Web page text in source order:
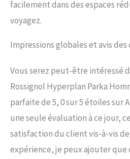
facilement dans des espaces
voyagez.
Impressions globales et avis
Vous serez peut-être intéressé
Rossignol Hyperplan Parka
parfaite de 5, 0 sur 5 étoiles sur
une seule évaluation à ce jour,
satisfaction du client vis-à-vis
expérience, je peux ajouter